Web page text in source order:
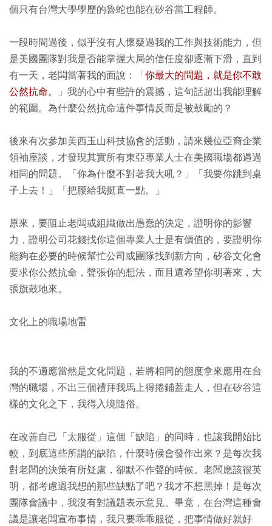
個只有台灣大學學歷的魯蛇也能在矽谷當工程師。
一段時間過後，似乎沒有人懷疑過我的工作與技術能力，但
是美國團隊對我是否能掌握大局的信任度卻逐漸下滑，直到
有一天，老闆當著我的面說：「 你最大的問題，就是你不敢
公然抗命。
」我的心中有些許的震撼，這句話超出我能理解
的範圍。為什麼公然抗命這件事情反而是被鼓勵的？
後來有次參加美西玉山科技協會的活動，請來幾位亞裔企業
領袖座談，才發現其實所有東亞專業人士在美國職場都遇過
相同的問題。「你為什麼不對著我大吼？」「我要你跳到桌
子上去！」「把腰給我挺直一點。」
原來，要阻止老闆或組織做出愚蠢的決定，證明你的影響
力，證明公司花錢找你這個專業人士是有價值的，要證明你
能夠在必要的時候幫忙公司或團隊找到新方向，矽谷文化會
要求你公然抗命，聲張你的想法，而且還希望你明著來，大
張旗鼓地來。
文化上的職場地雷
我的不適應當然是文化問題，若將相同的態度拿來應用在台
灣的職場，不出三個禮拜我馬上得捲鋪蓋走人，但在矽谷這
樣的文化之下，我得入境隨俗。
在改善自己「太服從」這個「缺陷」的同時，也讓我開始比
較，到底這些所謂的缺陷，什麼時候會發作出來？是每次我
對老闆的決策有所疑慮，卻默不作聲的時候。老闆應該很英
明，都考慮過我想的那些缺點了吧？我才不想黑掉！是每次
團隊會議中，我沒有對議題表示意見。畢竟，在台灣這種會
議是讓老闆宣布事情，我只要乖乖服從，把事情做好就好